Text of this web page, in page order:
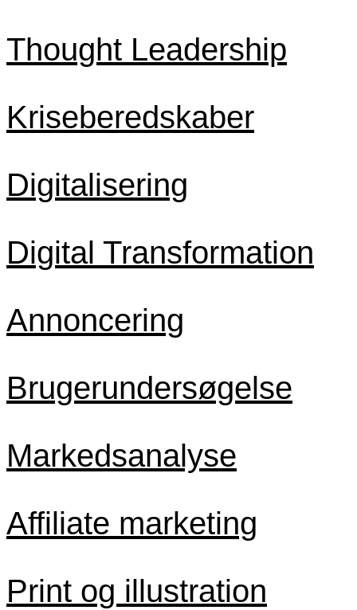
Thought Leadership
Kriseberedskaber
Digitalisering
Digital Transformation
Annoncering
Brugerundersøgelse
Markedsanalyse
Affiliate marketing
Print og illustration